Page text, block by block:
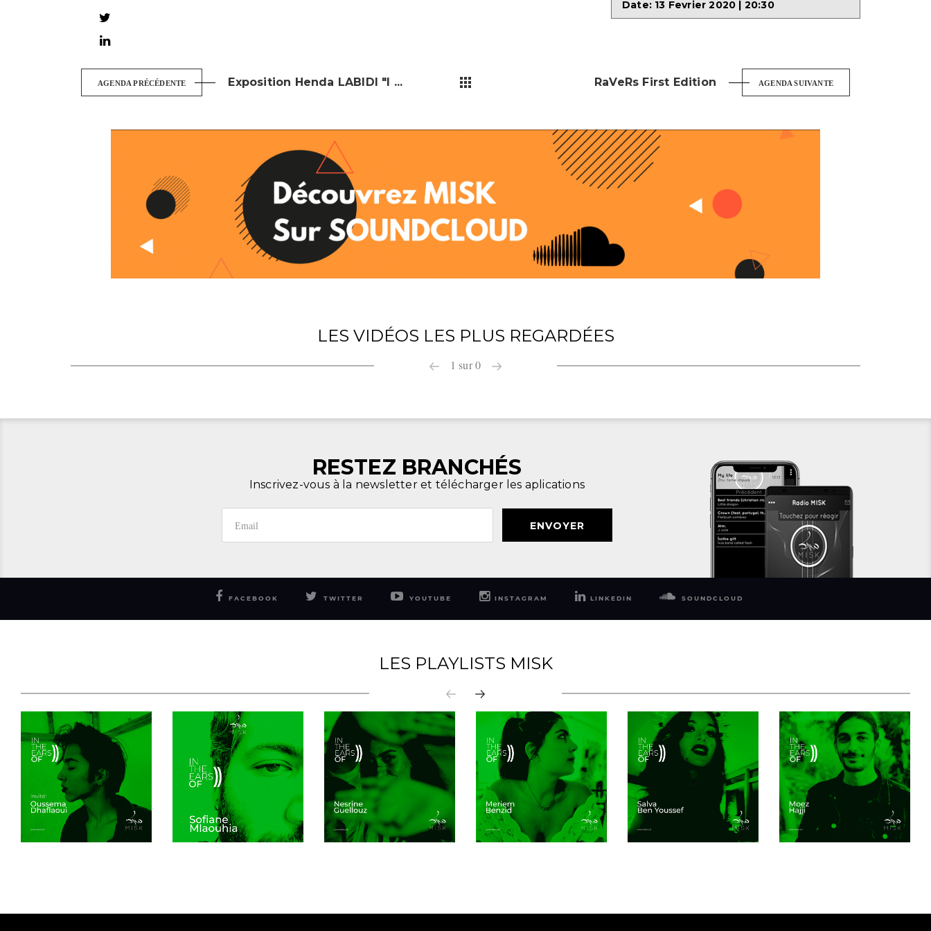
Date: 13 Fevrier 2020 | 20:30
AGENDA PRÉCÉDENTE Exposition Henda LABIDI "I ... RaVeRs First Edition AGENDA SUIVANTE
LES VIDÉOS LES PLUS REGARDÉES
1 sur0
RESTEZ BRANCHÉS
Inscrivez-vous à la newsletter et télécharger les aplications
ENVOYER
FACEBOOK TWITTER YOUTUBE INSTAGRAM LINKEDIN SOUNDCLOUD
LES PLAYLISTS MISK